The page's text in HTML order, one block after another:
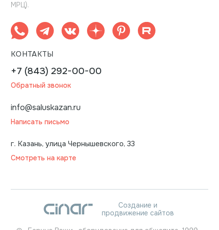
МРЦ).
КОНТАКТЫ
+7 (843) 292-00-00
Обратный звонок
info@saluskazan.ru
Написать письмо
г. Казань, улица Чернышевского, 33
Смотреть на карте
Создание и
продвижение сайтов